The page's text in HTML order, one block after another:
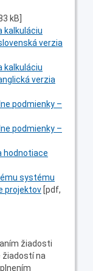
kB]
kalkuláciu
verzia
kalkuláciu
verzia
podmienky –
podmienky –
hodnotiace
systému
projektov [pdf,
žiadosti
žiadostí na